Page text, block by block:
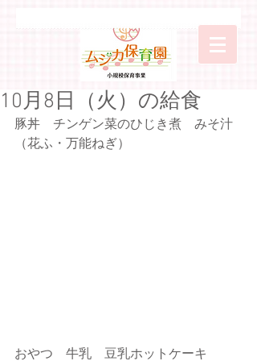
10月8日（火）の給食
豚丼　チンゲン菜のひじき煮　みそ汁
（花ふ・万能ねぎ）
おやつ　牛乳　豆乳ホットケーキ